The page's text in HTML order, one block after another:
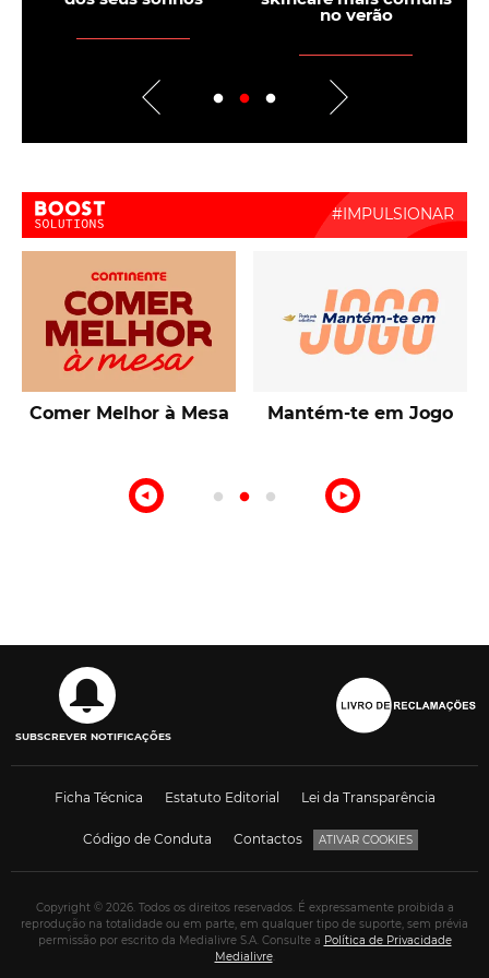
tumor
Boost Activate
Talentos de Lisboa
10ª Edição Prémio
SUBSCREVER NOTIFICAÇÕES
Ficha Técnica Estatuto Editorial Lei da Transparência
Código de Conduta Contactos ATIVAR COOKIES
Copyright © 2026. Todos os direitos reservados. É expressamente proibida a
reprodução na totalidade ou em parte, em qualquer tipo de suporte, sem prévia
permissão por escrito da Medialivre S.A. Consulte a Política de Privacidade
Medialivre.